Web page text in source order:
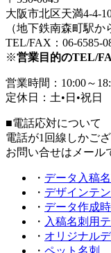
大阪市北区天満4-4-
（地下鉄南森町駅か
TEL/FAX：06-6585-
※営業目的のTEL/
営業時間：10:00～
定休日：土•日•祝日
■電話応対について
電話が1回線しかご
お問い合せはメール
・ データ入稿
・ デザインテ
・ データ作成
・ 入稿名刺用
・ オリジナル
・ ペット名刺